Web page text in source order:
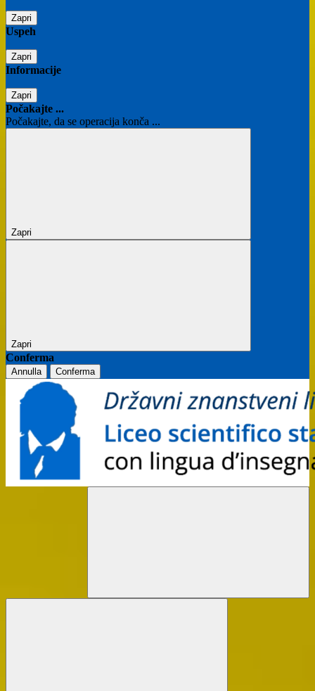
Zapri
Uspeh
Zapri
Informacije
Zapri
Počakajte ...
Počakajte, da se operacija konča ...
Zapri
Zapri
Conferma
Annulla Conferma